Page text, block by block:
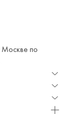
Москве по
для
Любые